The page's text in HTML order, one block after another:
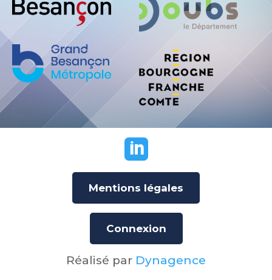

Mentions légales
Connexion
Réalisé par Dynagence